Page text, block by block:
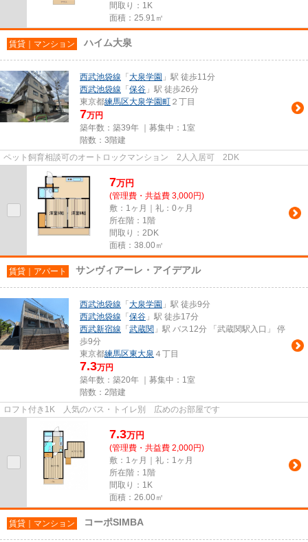
間取り：1K
面積：25.91㎡
賃貸｜マンション ハイム大泉
西武池袋線 「 大泉学園 」駅 徒歩11分
西武池袋線 「 保谷 」駅 徒歩26分
東京都練馬区大泉学園町 ２丁目
7万円
築年数：築39年 ｜募集中： 1室
階数：3階建
ペット飼育相談可のオートロックマンション 2人入居可 2DK
7万円
(管理費・共益費 3,000円)
敷：1ヶ月｜礼：0ヶ月
所在階：1階
間取り：2DK
面積：38.00㎡
賃貸｜アパート サンヴィアーレ・アイデアル
西武池袋線 「 大泉学園 」駅 徒歩9分
西武池袋線 「 保谷 」駅 徒歩17分
西武新宿線 「 武蔵関 」駅 バス12分 「武蔵関駅入口」 停
歩9分
東京都練馬区東大泉 ４丁目
7.3万円
築年数：築20年 ｜募集中： 1室
階数：2階建
ロフト付き1K 人気のバス・トイレ別 広めのお部屋です
7.3万円
(管理費・共益費 2,000円)
敷：1ヶ月｜礼：1ヶ月
所在階：1階
間取り：1K
面積：26.00㎡
賃貸｜マンション コーポSIMBA